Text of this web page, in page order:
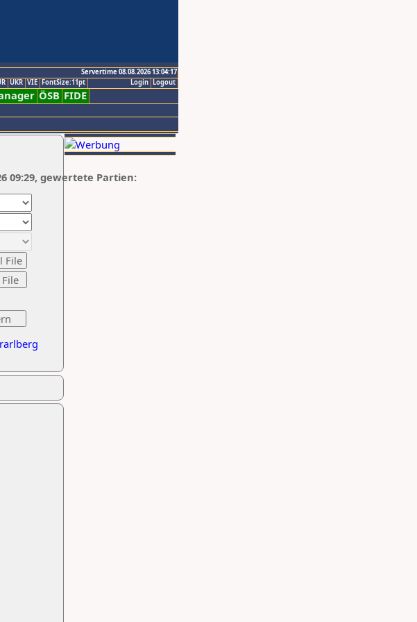
Servertime 08.08.2026 13:04:17
Logout
Login
UKR VIE FontSize:11pt
ÖSB FIDE
09:29, gewertete Partien: